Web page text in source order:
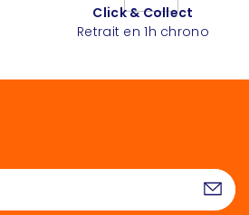
Click & Collect
Retrait en 1h chrono